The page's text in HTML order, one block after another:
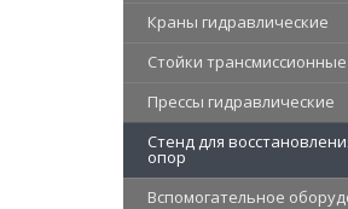
Краны гидравлические
Стойки трансмиссионные
Прессы гидравлические
Стенд для
опор
Вспомогательное